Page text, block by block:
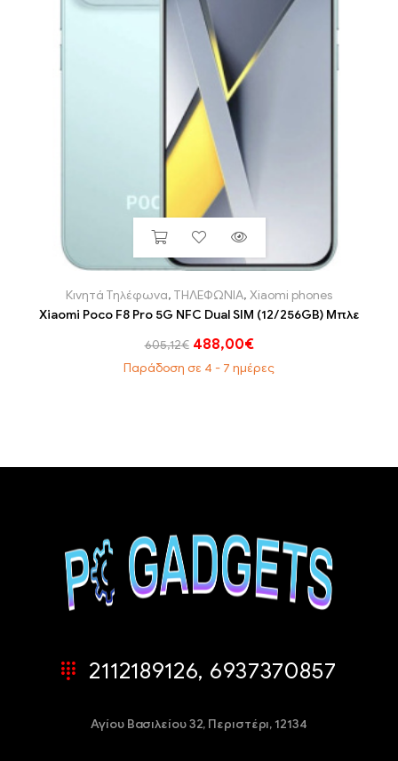
Κινητά Τηλέφωνα, ΤΗΛΕΦΩΝΙΑ, Xiaomi phones
Xiaomi Poco F8 Pro 5G NFC Dual SIM (12/256GB) Μπλε
605,12€ 488,00€
Παράδοση σε 4 - 7 ημέρες
2112189126, 6937370857
Αγίου Βασιλείου 32, Περιστέρι, 12134